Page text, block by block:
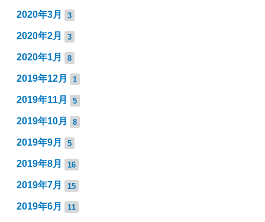
2020年3月 3
2020年2月 3
2020年1月 8
2019年12月 1
2019年11月 5
2019年10月 8
2019年9月 5
2019年8月 16
2019年7月 15
2019年6月 11